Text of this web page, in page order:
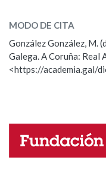
Na fraseoloxía
OUTRAS OPCIÓNS
Pertence a
ESCOLLE UNHA
Observación
Propoño
Nome
MODO DE CITA
González González, M.
Galega. A Coruña: Real
<https://academia.gal/